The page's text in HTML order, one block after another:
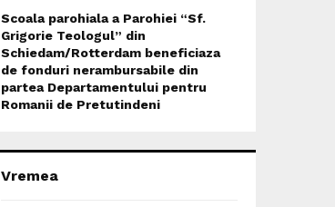
Scoala parohiala a Parohiei “Sf.
Grigorie Teologul” din
Schiedam/Rotterdam beneficiaza
de fonduri nerambursabile din
partea Departamentului pentru
Romanii de Pretutindeni
Vremea